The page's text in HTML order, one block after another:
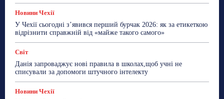
Новини Чехії
У Чехії сьогодні з’явився перший бурчак 2026: як за етикеткою
відрізнити справжній від «майже такого самого»
Світ
Данія запроваджує нові правила в школах,щоб учні не
списували за допомоги штучного інтелекту
Новини Чехії